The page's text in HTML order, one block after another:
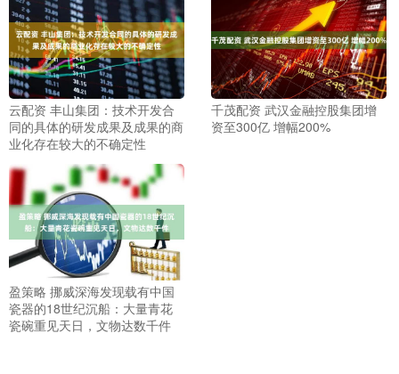
云配资 丰山集团：技术开发合
同的具体的研发成果及成果的商
业化存在较大的不确定性
千茂配资 武汉金融控股集团增
资至300亿 增幅200%
盈策略 挪威深海发现载有中国
瓷器的18世纪沉船：大量青花
瓷碗重见天日，文物达数千件